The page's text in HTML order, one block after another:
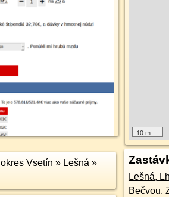
10 m
okres Vsetín » Lešná »
Lešná,
Bečvou,